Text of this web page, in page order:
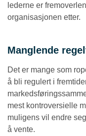
lederne er
organisasjonen etter.
Manglende
Det er mange som
å bli regulert i
mest kontroversielle
muligens vil endre
å vente.